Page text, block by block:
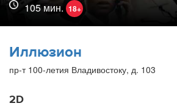
105 мин. 18+
Иллюзион
пр-т 100-летия Владивостоку, д. 103
2D